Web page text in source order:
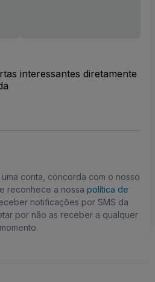
interessantes diretamente
conta, concorda com o nosso
reconhece a nossa política de
notificações por SMS da
por não as receber a qualquer
momento.